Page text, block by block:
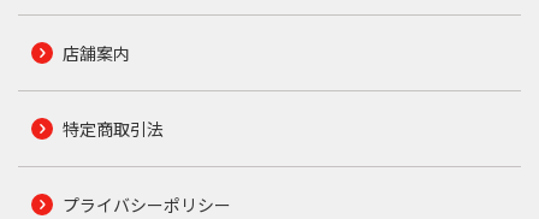
店舗案内
特定商取引法
プライバシーポリシー